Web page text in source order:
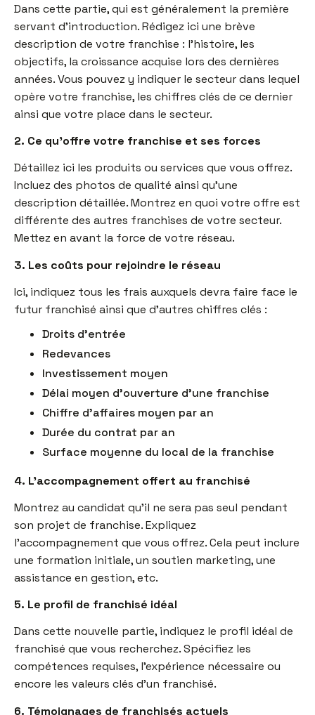
Dans cette partie, qui est généralement la première
servant d’introduction. Rédigez ici une brève
description de votre franchise : l’histoire, les
objectifs, la croissance acquise lors des dernières
années. Vous pouvez y indiquer le secteur dans lequel
opère votre franchise, les chiffres clés de ce dernier
ainsi que votre place dans le secteur.
2. Ce qu’offre votre franchise et ses forces
Détaillez ici les produits ou services que vous offrez.
Incluez des photos de qualité ainsi qu’une
description détaillée. Montrez en quoi votre offre est
différente des autres franchises de votre secteur.
Mettez en avant la force de votre réseau.
3. Les coûts pour rejoindre le réseau
Ici, indiquez tous les frais auxquels devra faire face le
futur franchisé ainsi que d’autres chiffres clés :
Droits d’entrée
Redevances
Investissement moyen
Délai moyen d’ouverture d’une franchise
Chiffre d’affaires moyen par an
Durée du contrat par an
Surface moyenne du local de la franchise
4. L’accompagnement offert au franchisé
Montrez au candidat qu’il ne sera pas seul pendant
son projet de franchise. Expliquez
l’accompagnement que vous offrez. Cela peut inclure
une formation initiale, un soutien marketing, une
assistance en gestion, etc.
5. Le profil de franchisé idéal
Dans cette nouvelle partie, indiquez le profil idéal de
franchisé que vous recherchez. Spécifiez les
compétences requises, l’expérience nécessaire ou
encore les valeurs clés d’un franchisé.
6. Témoignages de franchisés actuels